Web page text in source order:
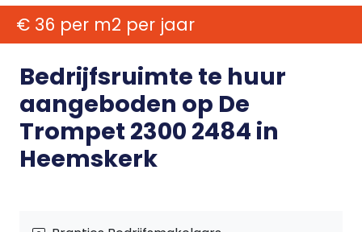
€ 36 per m2 per jaar
Bedrijfsruimte te huur
aangeboden op De
Trompet 2300 2484 in
Heemskerk